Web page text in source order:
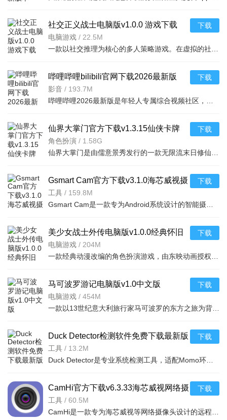
社交正义战士电脑版v1.0.0 游戏下载
电脑游戏 / 22.5M
下载
哔哩哔哩bilibili官网下载2026最新版
v9.5.0最新版
影音 / 193.7M
下载
仙界大掌门官方下载v1.3.15仙侠卡牌
RPG手游
角色扮演 / 1.58G
下载
Gsmart Cam官方下载v3.1.0海芯威视摄
像头远程查看工具
工具 / 159.8M
下载
美少女战士外传电脑版v1.0.0经典怀旧
电脑游戏 / 204M
下载
马可波罗游记电脑版v1.0中文版
电脑游戏 / 454M
下载
Duck Detector检测软件免费下载最新版
本v2026.07.30安卓版
工具 / 13.2M
下载
CamHi官方下载v6.3.33海芯威视网络摄
像头监控软件
工具 / 60.5M
下载